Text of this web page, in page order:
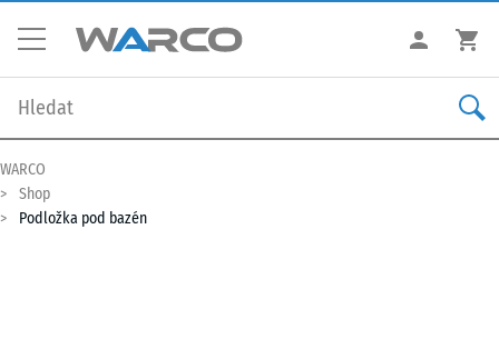
WARCO
Shop
Podložka pod bazén